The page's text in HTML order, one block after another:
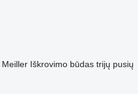
Meiller Iškrovimo būdas trijų pusių